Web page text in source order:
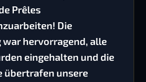
Prêles
Die
war hervorragend, alle
eingehalten und die
übertrafen unsere